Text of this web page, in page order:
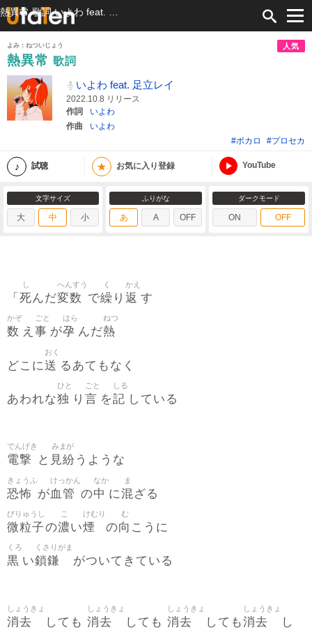
人気
よみ：ねついじょう
熱異常 歌詞
いよわ feat. 足立レイ
2022.10.8 リリース
作詞
いよわ
作曲
いよわ
#ボカロ
#プロセカ
試聴 ★ お気に入り登録 YouTube
文字サイズ
大 中 小
ふりがな
あ A OFF
ダークモード
ON OFF
「 死
し
んだ変数
へんすう
で繰
く
り 返
かえ
す
数
かぞ
え 事
ごと
が孕
はら
んだ熱
ねつ
どこに送
おく
るあてもなく
あわれな独
ひと
り 言
ごと
を記
しる
している
電撃
でんげき
と 見紛
みまが
うような
恐怖
きょうふ
が血管
けっかん
の中
なか
に混
ま
ざる
微粒子
びりゅうし
の濃
こ
い煙
けむり
の向
む
こうに
黒
くろ
い鎖鎌
くさりがま
がついてきている
消去
しょうきょ
しても 消去
しょうきょ
しても 消去
しょうきょ
しても消去
しょうきょ
し